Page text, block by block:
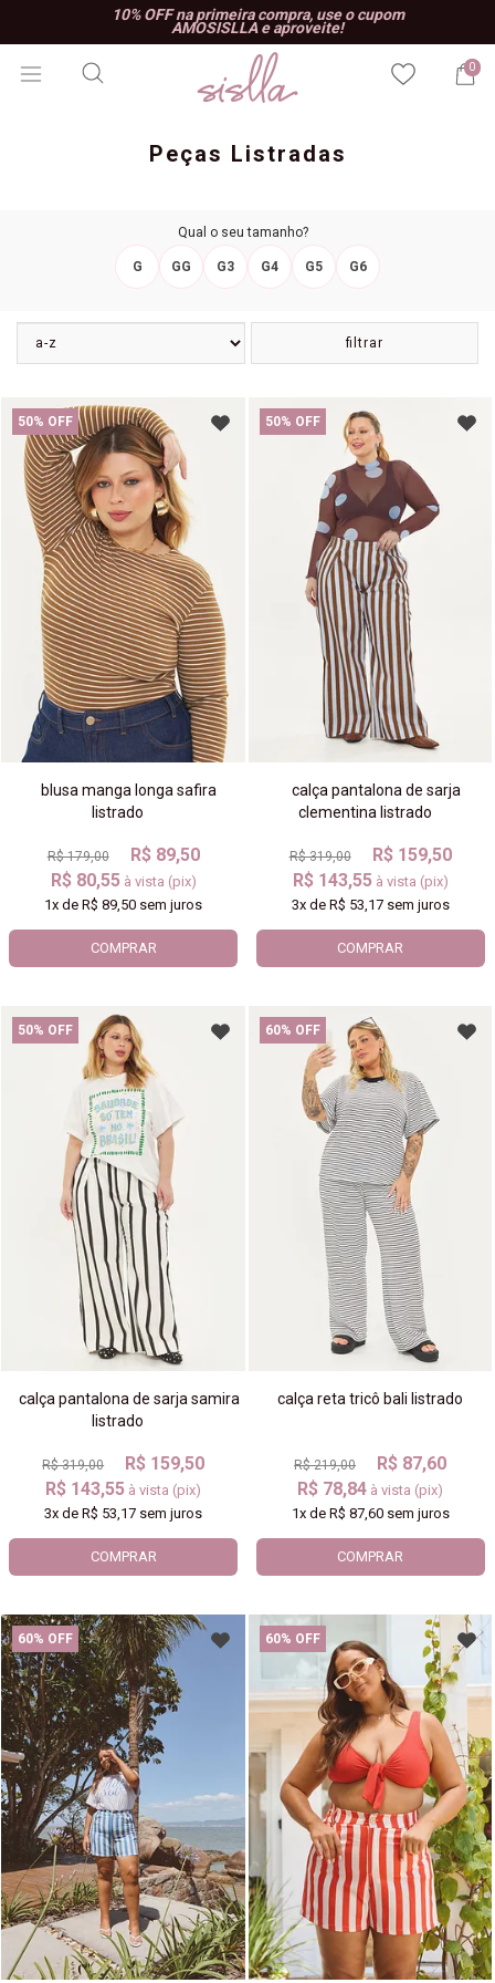
10% OFF na primeira compra, use o cupom
AMOSISLLA e aproveite!
0
Peças Listradas
Qual o seu tamanho?
G GG G3 G4 G5 G6
filtrar
50% OFF
blusa manga longa safira
listrado
R$ 179,00
R$ 89,50
R$ 80,55 à vista (pix)
1x deR$ 89,50 sem juros
COMPRAR
50% OFF
calça pantalona de sarja
clementina listrado
R$ 319,00
R$ 159,50
R$ 143,55 à vista (pix)
3xde R$ 53,17sem juros
COMPRAR
50% OFF
calça pantalona de sarja samira
listrado
R$ 319,00
R$ 159,50
R$ 143,55 à vista (pix)
3x deR$ 53,17 sem juros
COMPRAR
60% OFF
calça reta tricô bali listrado
R$ 219,00
R$ 87,60
R$ 78,84 à vista (pix)
1xde R$ 87,60sem juros
COMPRAR
60% OFF 60% OFF